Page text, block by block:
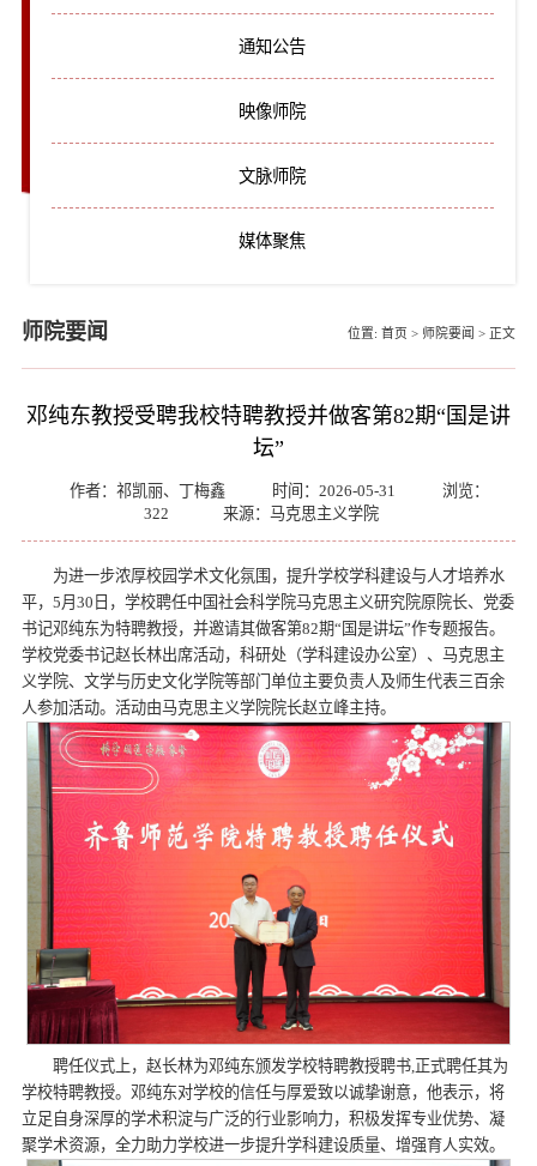
通知公告
映像师院
文脉师院
媒体聚焦
师院要闻 位置: 首页 > 师院要闻 > 正文
邓纯东教授受聘我校特聘教授并做客第82期“国是讲
坛”
作者：祁凯丽、丁梅鑫 时间：2026-05-31
浏览：
322
来源：马克思主义学院
为进一步浓厚校园学术文化氛围，提升学校学科建设与人才培养水
平，5月30日，学校聘任中国社会科学院马克思主义研究院原院长、党委
书记邓纯东为特聘教授，并邀请其做客第82期“国是讲坛”作专题报告。
学校党委书记赵长林出席活动，科研处（学科建设办公室）、马克思主
义学院、文学与历史文化学院等部门单位主要负责人及师生代表三百余
人参加活动。活动由马克思主义学院院长赵立峰主持。
聘任仪式上，赵长林为邓纯东颁发学校特聘教授聘书,正式聘任其为
学校特聘教授。邓纯东对学校的信任与厚爱致以诚挚谢意，他表示，将
立足自身深厚的学术积淀与广泛的行业影响力，积极发挥专业优势、凝
聚学术资源，全力助力学校进一步提升学科建设质量、增强育人实效。